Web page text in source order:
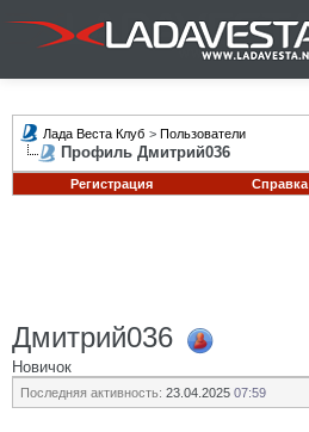
Лада Веста Клуб > Пользователи
Профиль Дмитрий036
Регистрация Справка
Дмитрий036
Новичок
Последняя активность: 23.04.2025 07:59